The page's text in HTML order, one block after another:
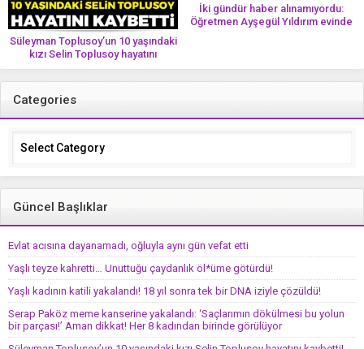
Süleyman Toplusoy’un 10 yaşındaki
kızı Selin Toplusoy hayatını
kaybetti! ‘Ah dünya güzeli melek’
İki gündür haber alınamıyordu:
Öğretmen Ayşegül Yıldırım evinde
Categories
Categories
Güncel Başlıklar
Evlat acısına dayanamadı, oğluyla aynı gün vefat etti
Yaşlı teyze kahretti… Unuttuğu çaydanlık öl*üme götürdü!
Yaşlı kadının katili yakalandı! 18 yıl sonra tek bir DNA iziyle çözüldü!
Serap Paköz meme kanserine yakalandı: ‘Saçlarımın dökülmesi bu yolun
bir parçası!’ Aman dikkat! Her 8 kadından birinde görülüyor